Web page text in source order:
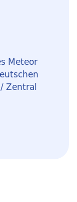
Meteor
Zentral